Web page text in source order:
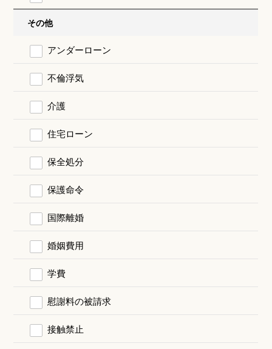
その他
アンダーローン
不倫浮気
介護
住宅ローン
保全処分
保護命令
国際離婚
婚姻費用
学費
慰謝料の被請求
接触禁止